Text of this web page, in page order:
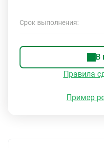
Срок выполнения:
В
Правила
Пример